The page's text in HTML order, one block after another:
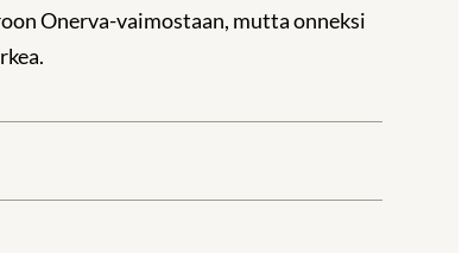
Onerva-vaimostaan, mutta onneksi